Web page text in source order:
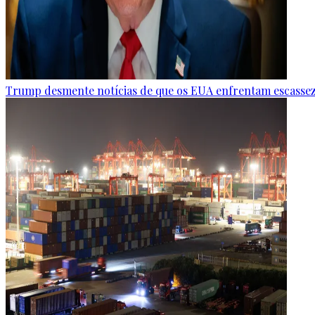
Trump desmente notícias de que os EUA enfrentam